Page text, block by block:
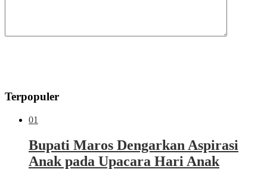
Terpopuler
01
Bupati Maros Dengarkan Aspirasi
Anak pada Upacara Hari Anak